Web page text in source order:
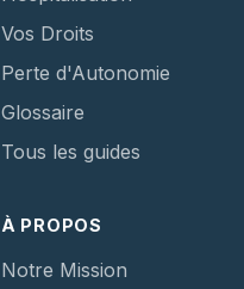
Vos Droits
Perte d'Autonomie
Glossaire
Tous les guides
À PROPOS
Notre Mission